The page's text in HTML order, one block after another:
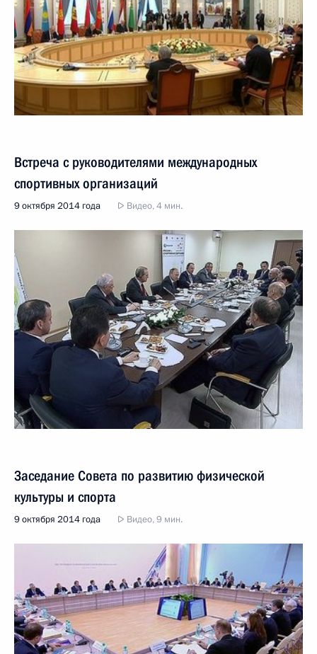
Встреча с руководителями международных
спортивных организаций
9 октября 2014 года Видео, 4 мин.
Заседание Совета по развитию физической
культуры и спорта
9 октября 2014 года Видео, 9 мин.